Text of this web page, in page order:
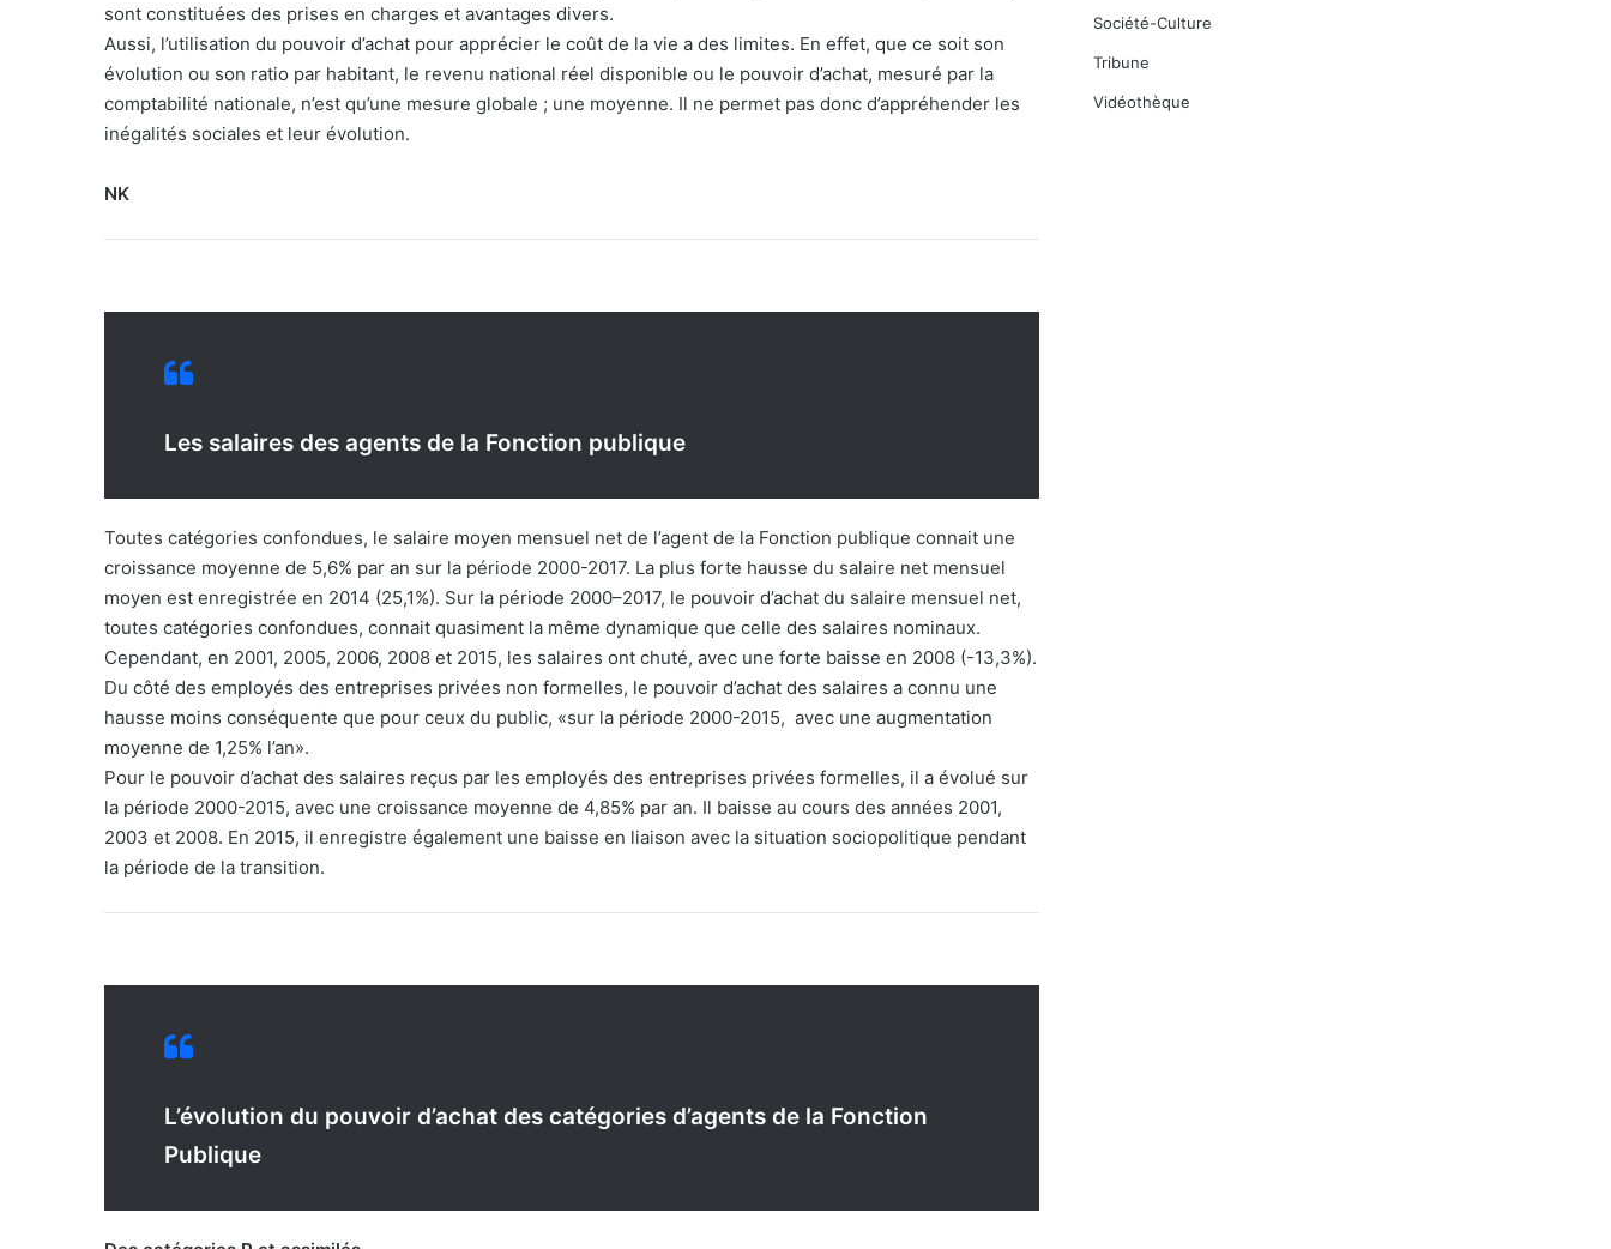
sont constituées des prises en charges et avantages divers.
Aussi, l’utilisation du pouvoir d’achat pour apprécier le coût de la vie a des limites. En effet, que ce soit son
évolution ou son ratio par habitant, le revenu national réel disponible ou le pouvoir d’achat, mesuré par la
comptabilité nationale, n’est qu’une mesure globale ; une moyenne. Il ne permet pas donc d’appréhender les
inégalités sociales et leur évolution.
NK
Les salaires des agents de la Fonction publique
Toutes catégories confondues, le salaire moyen mensuel net de l’agent de la Fonction publique connait une
croissance moyenne de 5,6% par an sur la période 2000-2017. La plus forte hausse du salaire net mensuel
moyen est enregistrée en 2014 (25,1%). Sur la période 2000–2017, le pouvoir d’achat du salaire mensuel net,
toutes catégories confondues, connait quasiment la même dynamique que celle des salaires nominaux.
Cependant, en 2001, 2005, 2006, 2008 et 2015, les salaires ont chuté, avec une forte baisse en 2008 (-13,3%).
Du côté des employés des entreprises privées non formelles, le pouvoir d’achat des salaires a connu une
hausse moins conséquente que pour ceux du public, «sur la période 2000-2015, avec une augmentation
moyenne de 1,25% l’an».
Pour le pouvoir d’achat des salaires reçus par les employés des entreprises privées formelles, il a évolué sur
la période 2000-2015, avec une croissance moyenne de 4,85% par an. Il baisse au cours des années 2001,
2003 et 2008. En 2015, il enregistre également une baisse en liaison avec la situation sociopolitique pendant
la période de la transition.
L’évolution du pouvoir d’achat des catégories d’agents de la Fonction
Publique
Société-Culture
Tribune
Vidéothèque